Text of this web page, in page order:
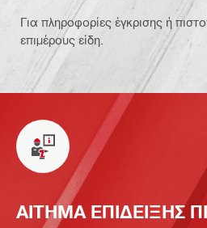
Για πληροφορίες έγκρισης ή
επιμέρους είδη.
ΑΙΤΗΜΑ ΕΠΙΔΕΙΞΗΣ